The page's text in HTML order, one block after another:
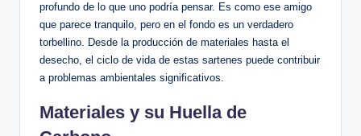
profundo de lo que uno podría pensar. Es como ese amigo
que parece tranquilo, pero en el fondo es un verdadero
torbellino. Desde la producción de materiales hasta el
desecho, el ciclo de vida de estas sartenes puede contribuir
a problemas ambientales significativos.
Materiales y su Huella de